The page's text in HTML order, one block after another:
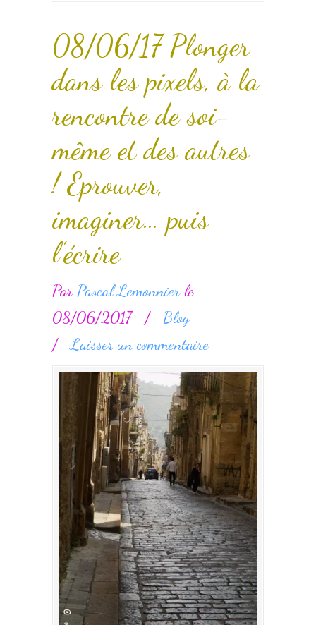
08/06/17 Plonger
dans les pixels, à la
rencontre de soi-
même et des autres
! Eprouver,
imaginer… puis
l’écrire
Par Pascal Lemonnierle
08/06/2017
/
Blog
/Laisser un commentaire